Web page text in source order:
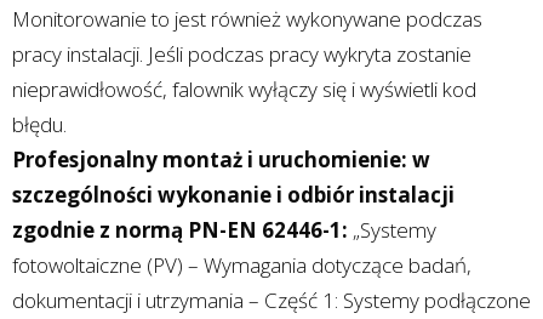
Monitorowanie to jest również wykonywane podczas
pracy instalacji. Jeśli podczas pracy wykryta zostanie
nieprawidłowość, falownik wyłączy się i wyświetli kod
błędu.
Profesjonalny montaż i uruchomienie: w
szczególności wykonanie i odbiór instalacji
zgodnie z normą PN-EN 62446-1: „Systemy
fotowoltaiczne (PV) – Wymagania dotyczące badań,
dokumentacji i utrzymania – Część 1: Systemy podłączone